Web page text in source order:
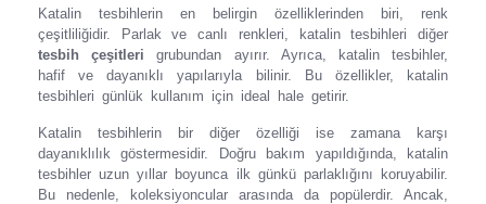
Katalin tesbihlerin en belirgin özelliklerinden biri, renk
çeşitliliğidir. Parlak ve canlı renkleri, katalin tesbihleri diğer
tesbih çeşitlerigrubundan
ayırır. Ayrıca, katalin tesbihler,
hafif ve dayanıklı yapılarıyla bilinir. Bu özellikler, katalin
tesbihleri günlük kullanım için ideal hale getirir.
Katalin tesbihlerin bir diğer özelliği ise zamana karşı
dayanıklılık göstermesidir. Doğru bakım yapıldığında, katalin
tesbihler uzun yıllar boyunca ilk günkü parlaklığını koruyabilir.
Bu nedenle, koleksiyoncular arasında da popülerdir. Ancak,